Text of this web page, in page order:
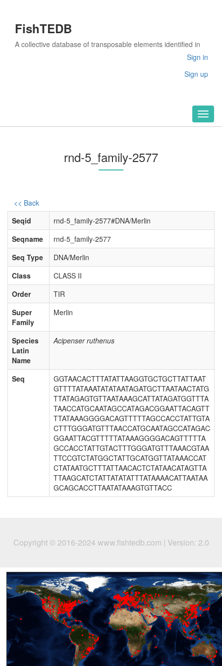
FishTEDB
A collective database of transposable elements identified in
Sign in
Sign up
rnd-5_family-2577
<< Back
Seqid
rnd-5_family-2577#DNA/Merlin
Seqname
rnd-5_family-2577
Seq Type
DNA/Merlin
Class
CLASS II
Order
TIR
Super
Family
Merlin
Species
Latin
Name
Acipenser ruthenus
Seq
GGTAACACTTTATATTAAGGTGCTGCTTATTAAT
GTTTTATAAATATATAATAGATGCTTAATAACTATG
TTATAGAGTGTTAATAAAGCATTATAGATGGTTTA
TAACCATGCAATAGCCATAGACGGAATTACAGTT
TTATAAAGGGGACAGTTTTTAGCCACCTATTGTA
CTTTGGGATGTTTAACCATGCAATAGCCATAGAC
GGAATTACGTTTTTATAAAGGGGACAGTTTTTA
GCCACCTATTGTACTTTGGGATGTTTAAACGTAA
TTCCGTCTATGGCTATTGCATGGTTATAAACCAT
CTATAATGCTTTATTAACACTCTATAACATAGTTA
TTAAGCATCTATTATATATTTATAAAACATTAATAA
GCAGCACCTTAATATAAAGTGTTACC
Copyright © 2016-2024 www.fishtedb.com | Version: 2.0